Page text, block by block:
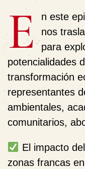
E n este
nos
para
potencialidades
transformación
representantes
ambientales,
comunitarios,
El impacto
zonas francas